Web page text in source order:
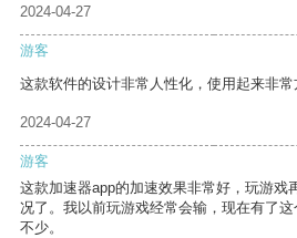
2024-04-27
游客
这款软件的设计非常人性化，使用起来非常
2024-04-27
游客
这款加速器app的加速效果非常好，玩游戏
况了。我以前玩游戏经常会输，现在有了
不少。